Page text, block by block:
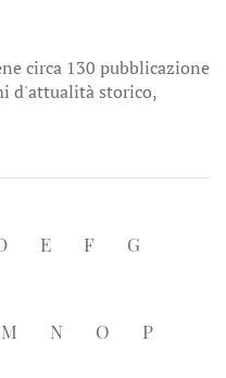
circa 130 pubblicazione
d'attualità storico,
E F G
M N O P